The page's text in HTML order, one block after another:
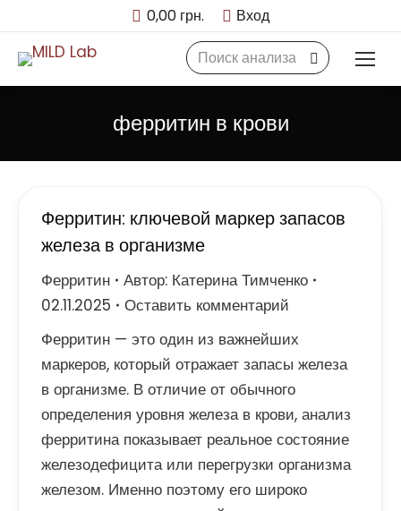
0,00 грн. Вход
Search:
ферритин в крови
Ферритин: ключевой маркер запасов
железа в организме
Ферритин Автор: Катерина Тимченко
02.11.2025
Оставить комментарий
Ферритин — это один из важнейших
маркеров, который отражает запасы железа
в организме. В отличие от обычного
определения уровня железа в крови, анализ
ферритина показывает реальное состояние
железодефицита или перегрузки организма
железом. Именно поэтому его широко